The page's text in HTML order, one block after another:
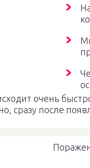
очень
сразу после